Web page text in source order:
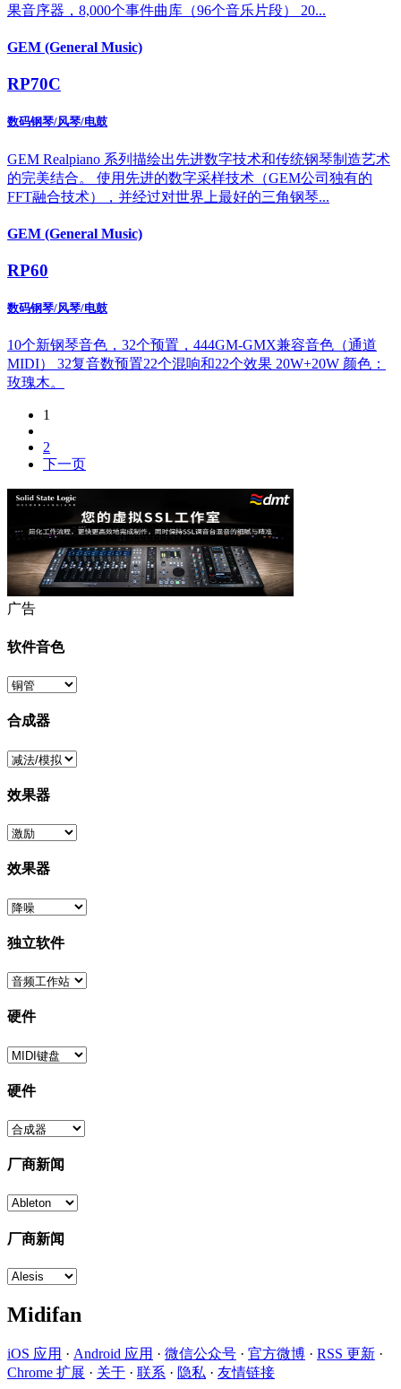
果音序器，8,000个事件曲库（96个音乐片段） 20...
GEM (General Music)
RP70C
数码钢琴/风琴/电鼓
GEM Realpiano 系列描绘出先进数字技术和传统钢琴制造艺术
的完美结合。 使用先进的数字采样技术（GEM公司独有的
FFT融合技术），并经过对世界上最好的三角钢琴...
GEM (General Music)
RP60
数码钢琴/风琴/电鼓
10个新钢琴音色，32个预置，444GM-GMX兼容音色（通道
MIDI） 32复音数预置22个混响和22个效果 20W+20W 颜色：
玫瑰木。
1
2
下一页
广告
软件音色
合成器
效果器
效果器
独立软件
硬件
硬件
厂商新闻
厂商新闻
Midifan
iOS 应用 · Android 应用 · 微信公众号 · 官方微博 · RSS 更新 ·
Chrome 扩展 · 关于 · 联系 · 隐私 · 友情链接